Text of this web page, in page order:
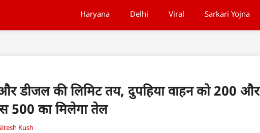
Haryana Delhi Viral Sarkari Yojna
डीजल की लिमिट तय, दुपहिया वाहन को 200 और
500 का मिलेगा तेल
Kush